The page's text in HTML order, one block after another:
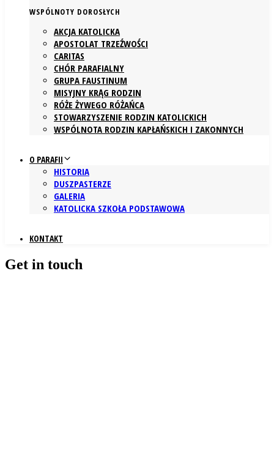
WSPÓLNOTY DOROSŁYCH
AKCJA KATOLICKA
APOSTOLAT TRZEŹWOŚCI
CARITAS
CHÓR PARAFIALNY
GRUPA FAUSTINUM
MISYJNY KRĄG RODZIN
RÓŻE ŻYWEGO RÓŻAŃCA
STOWARZYSZENIE RODZIN KATOLICKICH
WSPÓLNOTA RODZIN KAPŁAŃSKICH I ZAKONNYCH
O PARAFII
HISTORIA
DUSZPASTERZE
GALERIA
KATOLICKA SZKOŁA PODSTAWOWA
KONTAKT
Get in touch